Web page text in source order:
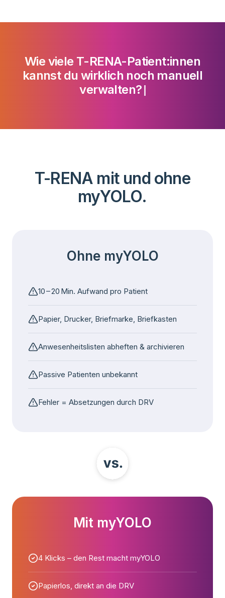
Wie viele T-RENA-Patient:innen
kannst du wirklich noch manuell
verwalten?
T-RENA mit und ohne
myYOLO.
Ohne myYOLO
10 – 20 Min. Aufwand pro Patient
Papier, Drucker, Briefmarke, Briefkasten
Anwesenheitslisten abheften & archivieren
Passive Patienten unbekannt
Fehler = Absetzungen durch DRV
Mit myYOLO
4 Klicks – den Rest macht myYOLO
Papierlos, direkt an die DRV